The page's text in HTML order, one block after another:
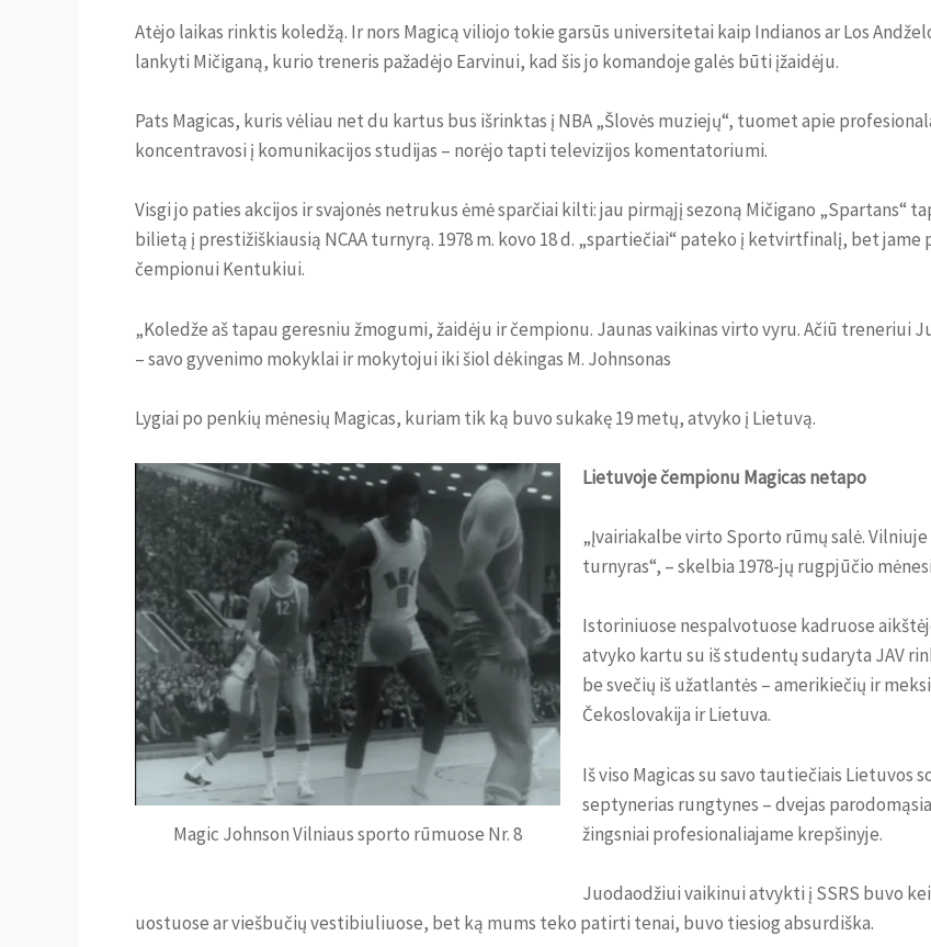
Atėjo laikas rinktis koledžą. Ir nors Magicą viliojo tokie garsūs universitetai kaip Indianos ar Los
lankyti Mičiganą, kurio treneris pažadėjo Earvinui, kad šis jo komandoje galės būti įžaidėju.
Pats Magicas, kuris vėliau net du kartus bus išrinktas į NBA „Šlovės muziejų“, tuomet apie
koncentravosi į komunikacijos studijas – norėjo tapti televizijos komentatoriumi.
Visgi jo paties akcijos ir svajonės netrukus ėmė sparčiai kilti: jau pirmąjį sezoną Mičigano „Spartans“
bilietą į prestižiškiausią NCAA turnyrą. 1978 m. kovo 18 d. „spartiečiai“ pateko į ketvirtfinalį, bet jame
čempionui Kentukiui.
„Koledže aš tapau geresniu žmogumi, žaidėju ir čempionu. Jaunas vaikinas virto vyru. Ačiū treneriui
– savo gyvenimo mokyklai ir mokytojui iki šiol dėkingas M. Johnsonas
Lygiai po penkių mėnesių Magicas, kuriam tik ką buvo sukakę 19 metų, atvyko į Lietuvą.
Magic Johnson Vilniaus sporto rūmuose Nr. 8
Lietuvoje čempionu Magicas netapo
„Įvairiakalbe virto Sporto rūmų salė.
turnyras“, – skelbia 1978-jų rugpjūčio
Istoriniuose nespalvotuose kadruose
atvyko kartu su iš studentų sudaryta JAV
be svečių iš užatlantės – amerikiečių ir
Čekoslovakija ir Lietuva.
Iš viso Magicas su savo tautiečiais Lietuvos
septynerias rungtynes – dvejas
žingsniai profesionaliajame krepšinyje.
Juodaodžiui vaikinui atvykti į SSRS buvo
uostuose ar viešbučių vestibiuliuose, bet ką mums teko patirti tenai, buvo tiesiog absurdiška.